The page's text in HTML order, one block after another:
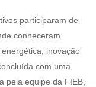
participaram de
conheceram
inovação
com uma
pela equipe da FIEB,